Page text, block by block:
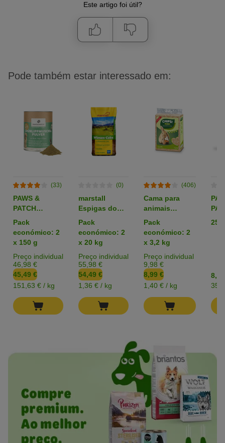
Este artigo foi útil?
Pode também estar interessado em:
(33)
PAWS &
PATCH
Mexilhão de
lábio verde em
pó
Pack
económico: 2
x 150 g
Preço individual
46,98 €
45,49 €
151,63 € / kg
(0)
marstall
Espigas do
prado
Pack
económico: 2
x 20 kg
Preço individual
55,98 €
54,49 €
1,36 € / kg
(406)
Cama para
animais
domésticos
Chipsi Classic
Pack
económico: 2
x 3,2 kg
Preço individual
9,98 €
8,99 €
1,40 € / kg
250